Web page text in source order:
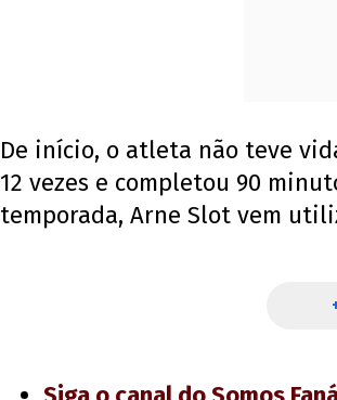
De início, o atleta não teve
12 vezes e completou 90
temporada, Arne Slot vem